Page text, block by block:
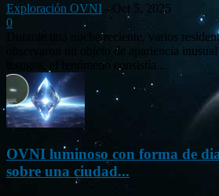
Exploración OVNI - Oct 5, 2025
0
Durante una noche reciente, varios
observaron un objeto de apariencia
testigos, el fenómeno consistía...
OVNI luminoso con forma de
sobre una ciudad...